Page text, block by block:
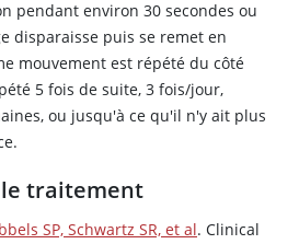
pendant environ 30 secondes ou
disparaisse puis se remet en
mouvement est répété du côté
5 fois de suite, 3 fois/jour,
ou jusqu'à ce qu'il n'y ait plus
traitement
SP, Schwartz SR, et al. Clinical